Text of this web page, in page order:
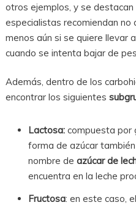
otros ejemplos, y se
especialistas recomiendan
menos aún si se quiere llevar
cuando se intenta bajar de
Además, dentro de los
encontrar los siguientes
Lactosa:compuesta por
forma de azúcar
nombre deazúcar de
encuentra en la leche
Fructosa: en este caso,